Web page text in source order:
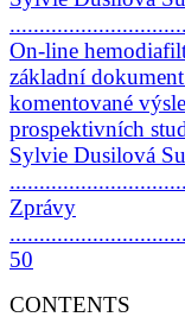
On-line
základní
komentované
prospektivních
Sylvie Dusilová
Zprávy
50
CONTENTS